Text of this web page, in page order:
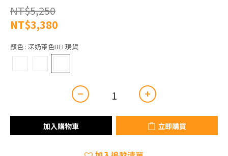
NT$5,250
NT$3,380
顏色 : 深奶茶色BEI 現貨
加入購物車 立即購買